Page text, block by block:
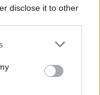
disclose it to other
"Παραπολιτικά"